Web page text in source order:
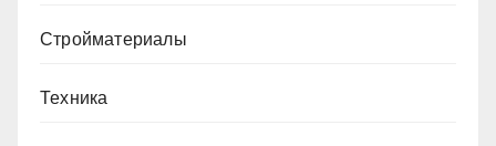
Стройматериалы
Техника